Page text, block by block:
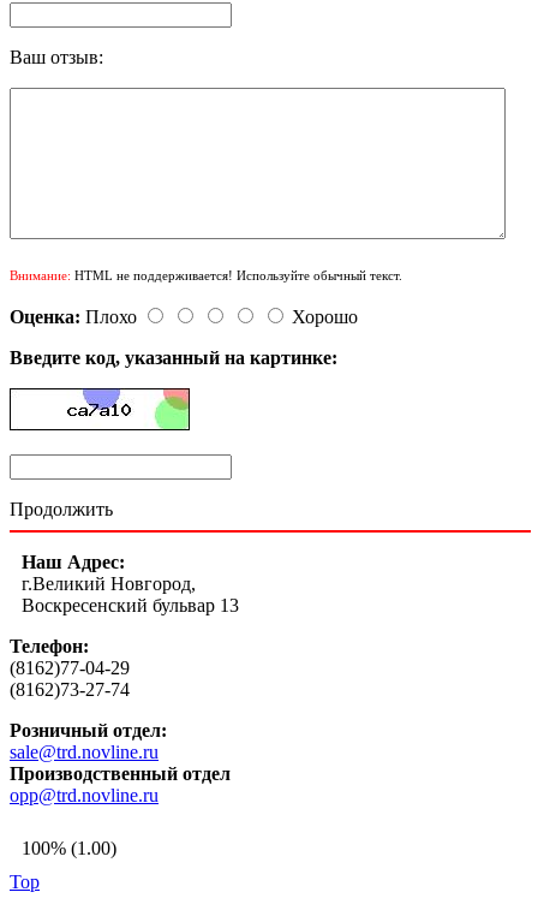
Ваш отзыв:
Внимание: HTML не поддерживается! Используйте обычный текст.
Оценка: Плохо
Хорошо
Введите код, указанный на картинке:
Продолжить
Наш Адрес:
г.Великий Новгород,
Воскресенский бульвар 13
Телефон:
(8162)77-04-29
(8162)73-27-74
Розничный отдел:
sale@trd.novline.ru
Производственный отдел
opp@trd.novline.ru
100% (1.00)
Top